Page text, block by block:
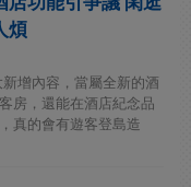
煩
增內容，當屬全新的酒
房，還能在酒店紀念品
真的會有遊客登島造